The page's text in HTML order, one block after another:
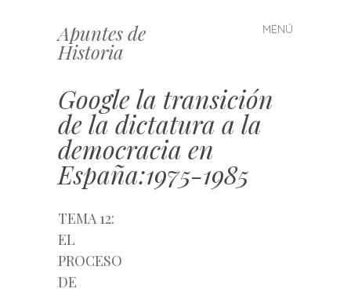
Apuntes de
Historia
MENÚ
Saltar
al
Google la transición
de la dictatura a la
democracia en
España:1975-1985
TEMA 12:
EL
PROCESO
DE